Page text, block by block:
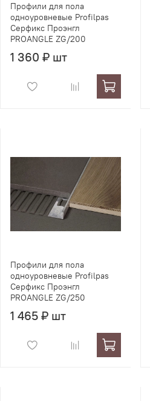
Профили для пола
одноуровневые Profilpas
Серфикс Проэнгл
PROANGLE ZG/200
1 360 ₽ шт
Профили для пола
одноуровневые Profilpas
Серфикс Проэнгл
PROANGLE ZG/250
1 465 ₽ шт